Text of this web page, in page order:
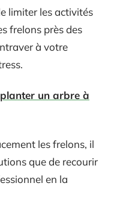
limiter les activités
frelons près des
à votre
un arbre à
les frelons, il
que de recourir
en la